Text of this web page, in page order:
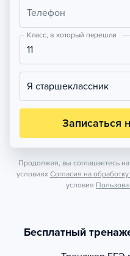
Телефон
Класс, в который перешли
11
Я старшеклассник
Записаться
Продолжая, вы соглашаетесь
условиях Согласия на
условия
Бесплатный